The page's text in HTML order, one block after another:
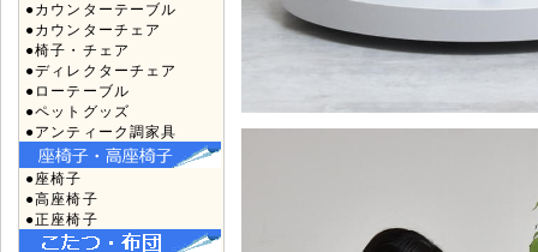
●カウンターテーブル
●カウンターチェア
●椅子・チェア
●ディレクターチェア
●ローテーブル
●ペットグッズ
●アンティーク調家具
●座椅子
●高座椅子
●正座椅子